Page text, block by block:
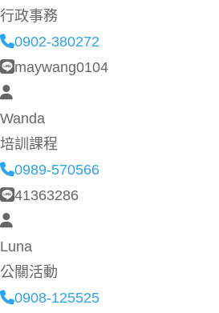
行政事務
0902-380272
maywang0104
Wanda
培訓課程
0989-570566
41363286
Luna
公關活動
0908-125525